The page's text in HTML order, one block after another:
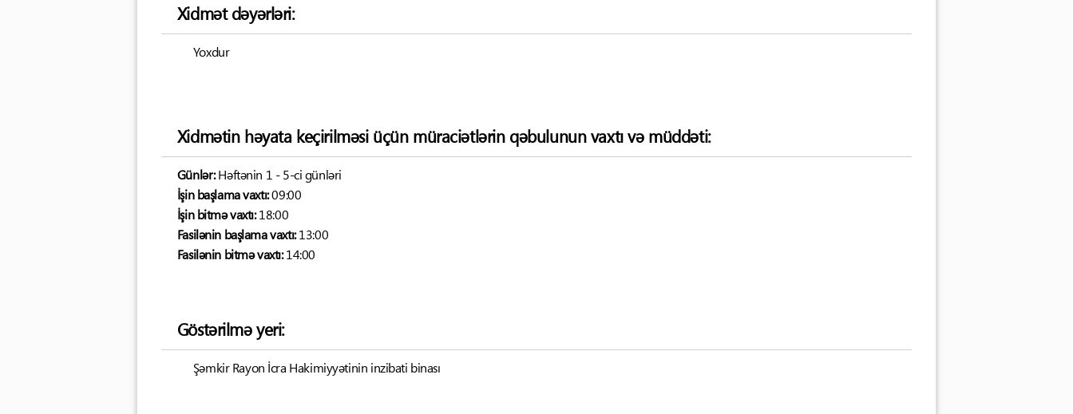
Xidmət dəyərləri:
Yoxdur
Xidmətin həyata keçirilməsi üçün müraciətlərin qəbulunun vaxtı və müddəti:
Günlər:Həftənin 1 - 5-ci günləri
İşin başlama vaxtı:09:00
İşin bitmə vaxtı:18:00
Fasilənin başlama vaxtı:13:00
Fasilənin bitmə vaxtı:14:00
Göstərilmə yeri:
Şəmkir Rayon İcra Hakimiyyətinin inzibati binası